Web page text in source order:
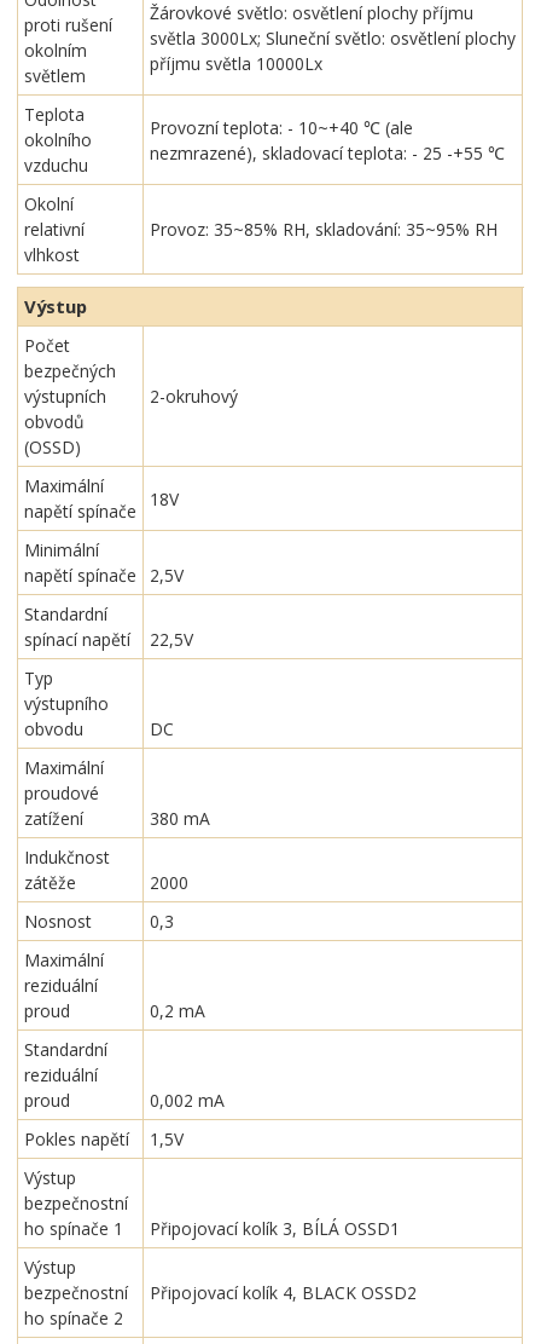
proti rušení
okolním
světlem
Žárovkové světlo: osvětlení plochy příjmu
světla 3000Lx; Sluneční světlo: osvětlení plochy
příjmu světla 10000Lx
Teplota
okolního
vzduchu
Provozní teplota: - 10~+40 ℃ (ale
nezmrazené), skladovací teplota: - 25 -+55 ℃
Okolní
relativní
vlhkost
Provoz: 35~85% RH, skladování: 35~95% RH
Výstup
Počet
bezpečných
výstupních
obvodů
(OSSD)
2-okruhový
Maximální
napětí spínače
18V
Minimální
napětí spínače
2,5V
Standardní
spínací napětí
22,5V
Typ
výstupního
obvodu
DC
Maximální
proudové
zatížení
380 mA
Indukčnost
zátěže
2000
Nosnost
0,3
Maximální
reziduální
proud
0,2 mA
Standardní
reziduální
proud
0,002 mA
Pokles napětí
1,5V
Výstup
bezpečnostní
ho spínače 1
Připojovací kolík 3, BÍLÁ OSSD1
Výstup
bezpečnostní
ho spínače 2
Připojovací kolík 4, BLACK OSSD2